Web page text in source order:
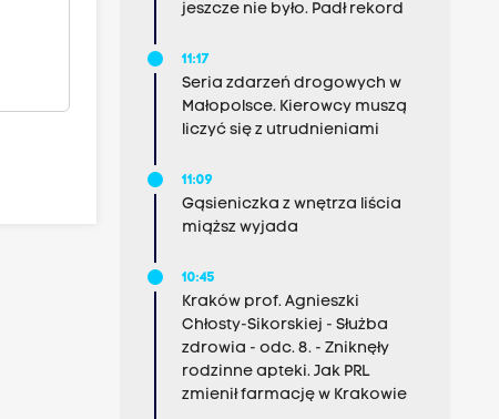
jeszcze nie było. Padł rekord
11:17
Seria zdarzeń drogowych w
Małopolsce. Kierowcy muszą
liczyć się z utrudnieniami
11:09
Gąsieniczka z wnętrza liścia
miąższ wyjada
10:45
Kraków prof. Agnieszki
Chłosty-Sikorskiej - Służba
zdrowia - odc. 8. - Zniknęły
rodzinne apteki. Jak PRL
zmienił farmację w Krakowie